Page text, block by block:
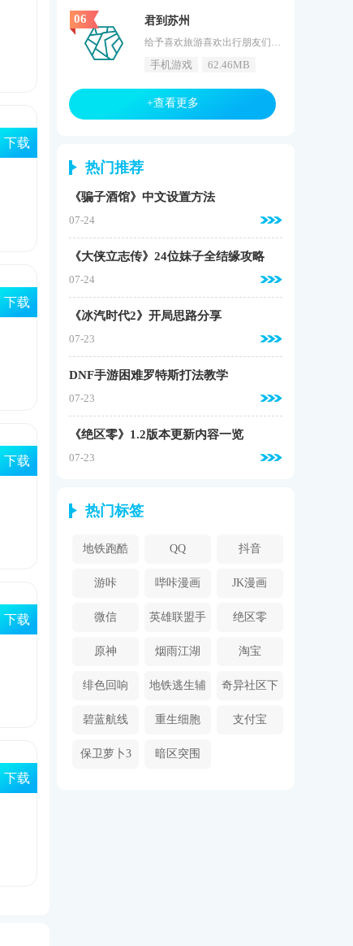
下载
下载
下载
下载
下载
君到苏州
给予喜欢旅游喜欢出行朋友们更多的帮助，把更多的亮点资讯信息都能明晰的为你呈现，让你不再是初来乍到，这里会为你提供最佳的经典的游玩线路，这就是《君到苏州》，这是一款为苏州本地带来的旅游规划软件，把苏州好玩的经典在这里都为你细致的进行罗列，有兴趣的朋友记得下载君到苏州。软件特色1、更好地收获给您全面的本地景点的信息，让您可以收获到贴心的旅游服务，享受您优质的出行。2、君到苏州通过大量比较详细的图文为你准确介绍各个景点的可玩性，让你可以选择，用户可有效了解。3、海量的旅游资
手机游戏 62.46MB
06
+查看更多
热门推荐
《骗子酒馆》中文设置方法
07-24
《大侠立志传》24位妹子全结缘攻略
07-24
《冰汽时代2》开局思路分享
07-23
DNF手游困难罗特斯打法教学
07-23
《绝区零》1.2版本更新内容一览
07-23
热门标签
地铁跑酷 QQ 抖音
游咔 哔咔漫画
2024
JK漫画
微信 英雄联盟手
游
绝区零
原神 烟雨江湖 淘宝
绯色回响 地铁逃生辅
助器
奇异社区下
载安装
碧蓝航线 重生细胞 支付宝
保卫萝卜3 暗区突围